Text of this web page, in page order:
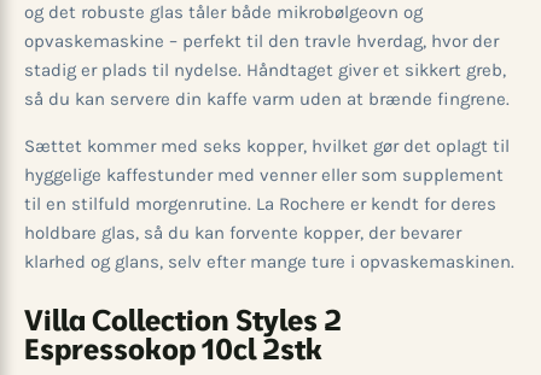
og det robuste glas tåler både mikrobølgeovn og
opvaskemaskine – perfekt til den travle hverdag, hvor der
stadig er plads til nydelse. Håndtaget giver et sikkert greb,
så du kan servere din kaffe varm uden at brænde fingrene.
Sættet kommer med seks kopper, hvilket gør det oplagt til
hyggelige kaffestunder med venner eller som supplement
til en stilfuld morgenrutine. La Rochere er kendt for deres
holdbare glas, så du kan forvente kopper, der bevarer
klarhed og glans, selv efter mange ture i opvaskemaskinen.
Villa Collection Styles 2
Espressokop 10cl 2stk